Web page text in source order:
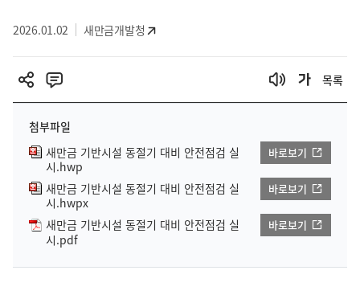
2026.01.02 새만금개발청
목록
첨부파일
새만금 기반시설 동절기 대비 안전점검 실
시.hwp
바로보기
새만금 기반시설 동절기 대비 안전점검 실
시.hwpx
바로보기
새만금 기반시설 동절기 대비 안전점검 실
시.pdf
바로보기